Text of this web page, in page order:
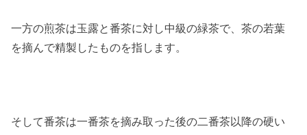
一方の煎茶は玉露と番茶に対し中級の緑茶で、茶の若葉
を摘んで精製したものを指します。
そして番茶は一番茶を摘み取った後の二番茶以降の硬い